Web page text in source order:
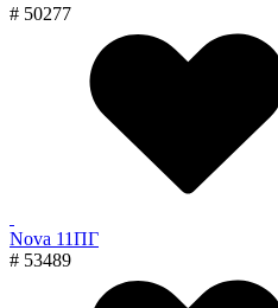
# 50277
Nova 11ПГ
# 53489